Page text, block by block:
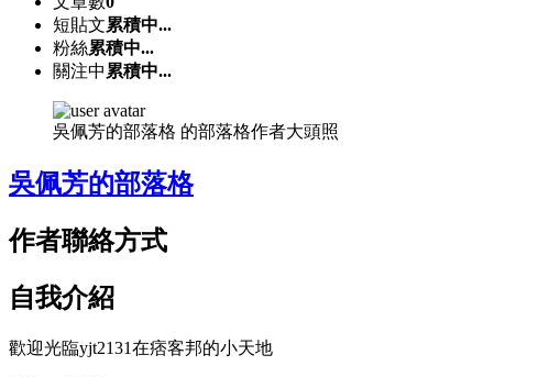
短貼文累積中...
粉絲累積中...
關注中 累積中...
吳佩芳的部落格 的部落格作者大頭照
吳佩芳的部落格
作者聯絡方式
自我介紹
歡迎光臨yjt2131在痞客邦的小天地